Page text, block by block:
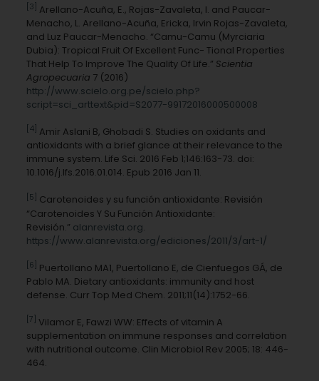
[3] Arellano-Acuña, E., Rojas-Zavaleta, I. and Paucar-
Menacho, L. Arellano-Acuña, Ericka, Irvin Rojas-Zavaleta,
and Luz Paucar-Menacho. “Camu-Camu (Myrciaria
Dubia): Tropical Fruit Of Excellent Func- Tional Properties
That Help To Improve The Quality Of Life.” Scientia
Agropecuaria 7 (2016)
http://www.scielo.org.pe/scielo.php?
script=sci_arttext&pid=S2077-99172016000500008
[4] Amir Aslani B, Ghobadi S. Studies on oxidants and
antioxidants with a brief glance at their relevance to the
immune system. Life Sci. 2016 Feb 1;146:163-73. doi:
10.1016/j.lfs.2016.01.014. Epub 2016 Jan 11.
[5] Carotenoides y su función antioxidante: Revisión
“Carotenoides Y Su Función Antioxidante:
Revisión.” alanrevista.org.
https://www.alanrevista.org/ediciones/2011/3/art-1/
[6] Puertollano MA1, Puertollano E, de Cienfuegos GÁ, de
Pablo MA. Dietary antioxidants: immunity and host
defense. Curr Top Med Chem. 2011;11(14):1752-66.
[7] Vilamor E, Fawzi WW: Effects of vitamin A
supplementation on immune responses and correlation
with nutritional outcome. Clin Microbiol Rev 2005; 18: 446-
464.